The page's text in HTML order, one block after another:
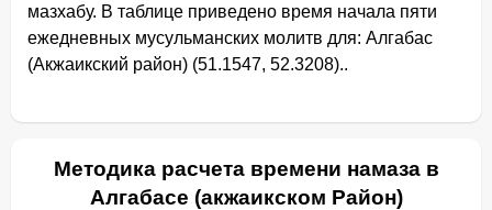
мазхабу. В таблице приведено время начала пяти
ежедневных мусульманских молитв для: Алгабас
(Акжаикский район) (51.1547, 52.3208)..
Методика расчета времени намаза в
Алгабасе (акжаикском Район)